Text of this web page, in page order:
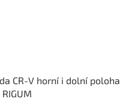
CR-V horní i dolní poloha